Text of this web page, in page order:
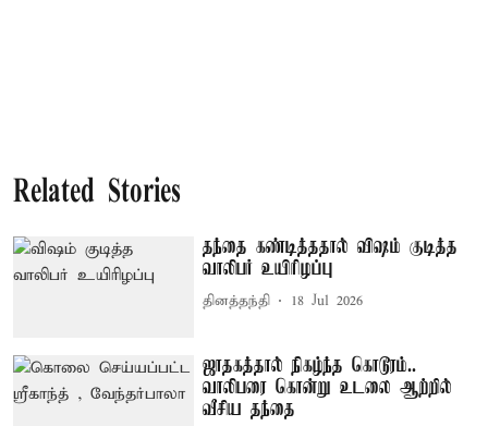
Related Stories
தந்தை கண்டித்ததால் விஷம் குடித்த
வாலிபர் உயிரிழப்பு
தினத்தந்தி 18 Jul 2026
ஜாதகத்தால் நிகழ்ந்த கொடூரம்..
வாலிபரை கொன்று உடலை ஆற்றில்
வீசிய தந்தை